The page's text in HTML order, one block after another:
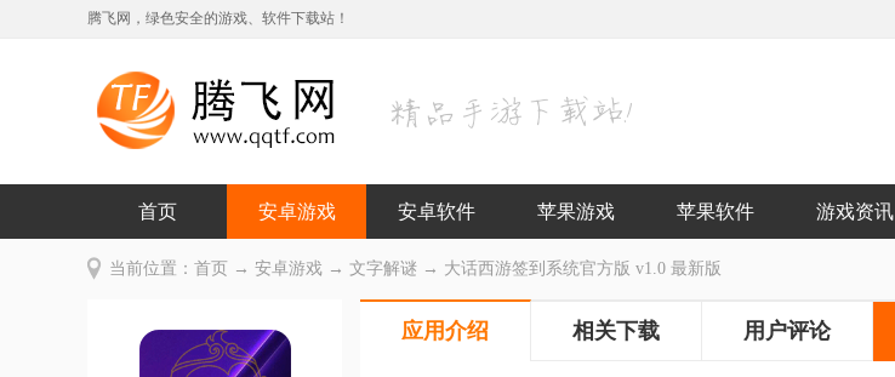
腾飞网，绿色安全的游戏、软件下载站！
首页 安卓游戏 安卓软件 苹果游戏 苹果软件 游戏资讯
当前位置： 首页 → 安卓游戏 → 文字解谜 → 大话西游签到系统官方版 v1.0 最新版
应用介绍 相关下载 用户评论